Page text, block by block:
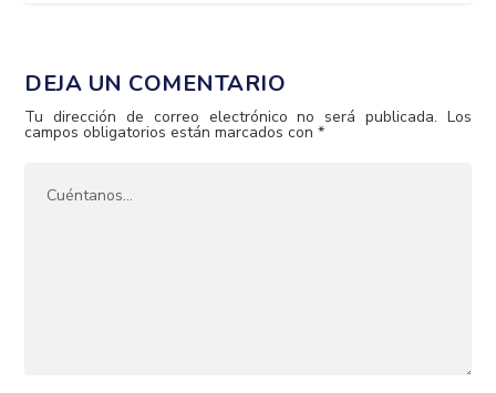
DEJA UN COMENTARIO
Tu dirección de correo electrónico no será publicada. Los
campos obligatorios están marcados con*